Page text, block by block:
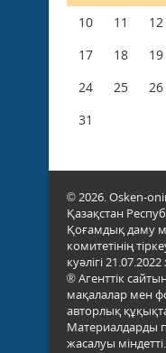
10
11 12
17
18 19
24
25 26
31
© 2026. Osken-
Қазақстан
Қоғамдық даму
комитетінің
куәлігі
® Агенттік
мақалалар мен
авторлық
Материалдарды
жасалуы міндетті.